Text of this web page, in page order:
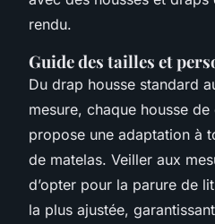
rendu.
Guide des tailles et
Du drap housse standard
mesure, chaque housse
propose une adaptation à
de matelas. Veiller aux
d’opter pour la parure de
la plus ajustée,